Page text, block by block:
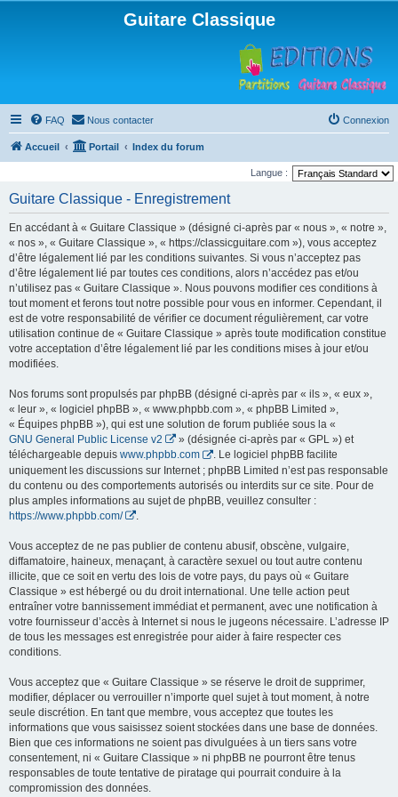
Guitare Classique
FAQ Nous contacter Connexion
Accueil Portail Index du forum
Langue :
Guitare Classique - Enregistrement
En accédant à « Guitare Classique » (désigné ci-après par « nous », « notre »,
« nos », « Guitare Classique », « https://classicguitare.com »), vous acceptez
d’être légalement lié par les conditions suivantes. Si vous n’acceptez pas
d’être légalement lié par toutes ces conditions, alors n’accédez pas et/ou
n’utilisez pas « Guitare Classique ». Nous pouvons modifier ces conditions à
tout moment et ferons tout notre possible pour vous en informer. Cependant, il
est de votre responsabilité de vérifier ce document régulièrement, car votre
utilisation continue de « Guitare Classique » après toute modification constitue
votre acceptation d’être légalement lié par les conditions mises à jour et/ou
modifiées.
Nos forums sont propulsés par phpBB (désigné ci-après par « ils », « eux »,
« leur », « logiciel phpBB », « www.phpbb.com », « phpBB Limited »,
« Équipes phpBB »), qui est une solution de forum publiée sous la «
GNU General Public License v2
» (désignée ci-après par « GPL ») et
téléchargeable depuis www.phpbb.com
. Le logiciel phpBB facilite
uniquement les discussions sur Internet ; phpBB Limited n’est pas responsable
du contenu ou des comportements autorisés ou interdits sur ce site. Pour de
plus amples informations au sujet de phpBB, veuillez consulter :
https://www.phpbb.com/
Vous acceptez de ne pas publier de contenu abusif, obscène, vulgaire,
diffamatoire, haineux, menaçant, à caractère sexuel ou tout autre contenu
illicite, que ce soit en vertu des lois de votre pays, du pays où « Guitare
Classique » est hébergé ou du droit international. Une telle action peut
entraîner votre bannissement immédiat et permanent, avec une notification à
votre fournisseur d’accès à Internet si nous le jugeons nécessaire. L’adresse IP
de tous les messages est enregistrée pour aider à faire respecter ces
conditions.
Vous acceptez que « Guitare Classique » se réserve le droit de supprimer,
modifier, déplacer ou verrouiller n’importe quel sujet à tout moment, à notre
seule discrétion. En tant que membre, vous acceptez que toutes les
informations que vous saisissez soient stockées dans une base de données.
Bien que ces informations ne soient pas divulguées à un tiers sans votre
consentement, ni « Guitare Classique » ni phpBB ne pourront être tenus
responsables de toute tentative de piratage qui pourrait conduire à la
compromission des données.